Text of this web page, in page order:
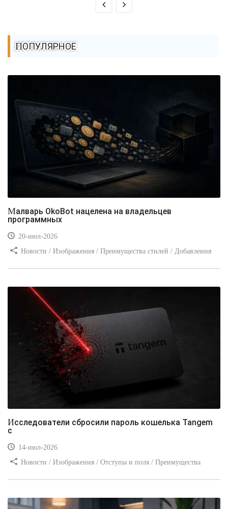
ПОПУЛЯРНОЕ
Малварь OkoBot нацелена на владельцев
программных
20-июл-2026
Новости / Изображения / Преимущества стилей / Добавления
Исследователи сбросили пароль кошелька Tangem
с
14-июл-2026
Новости / Изображения / Отступы и поля / Преимущества